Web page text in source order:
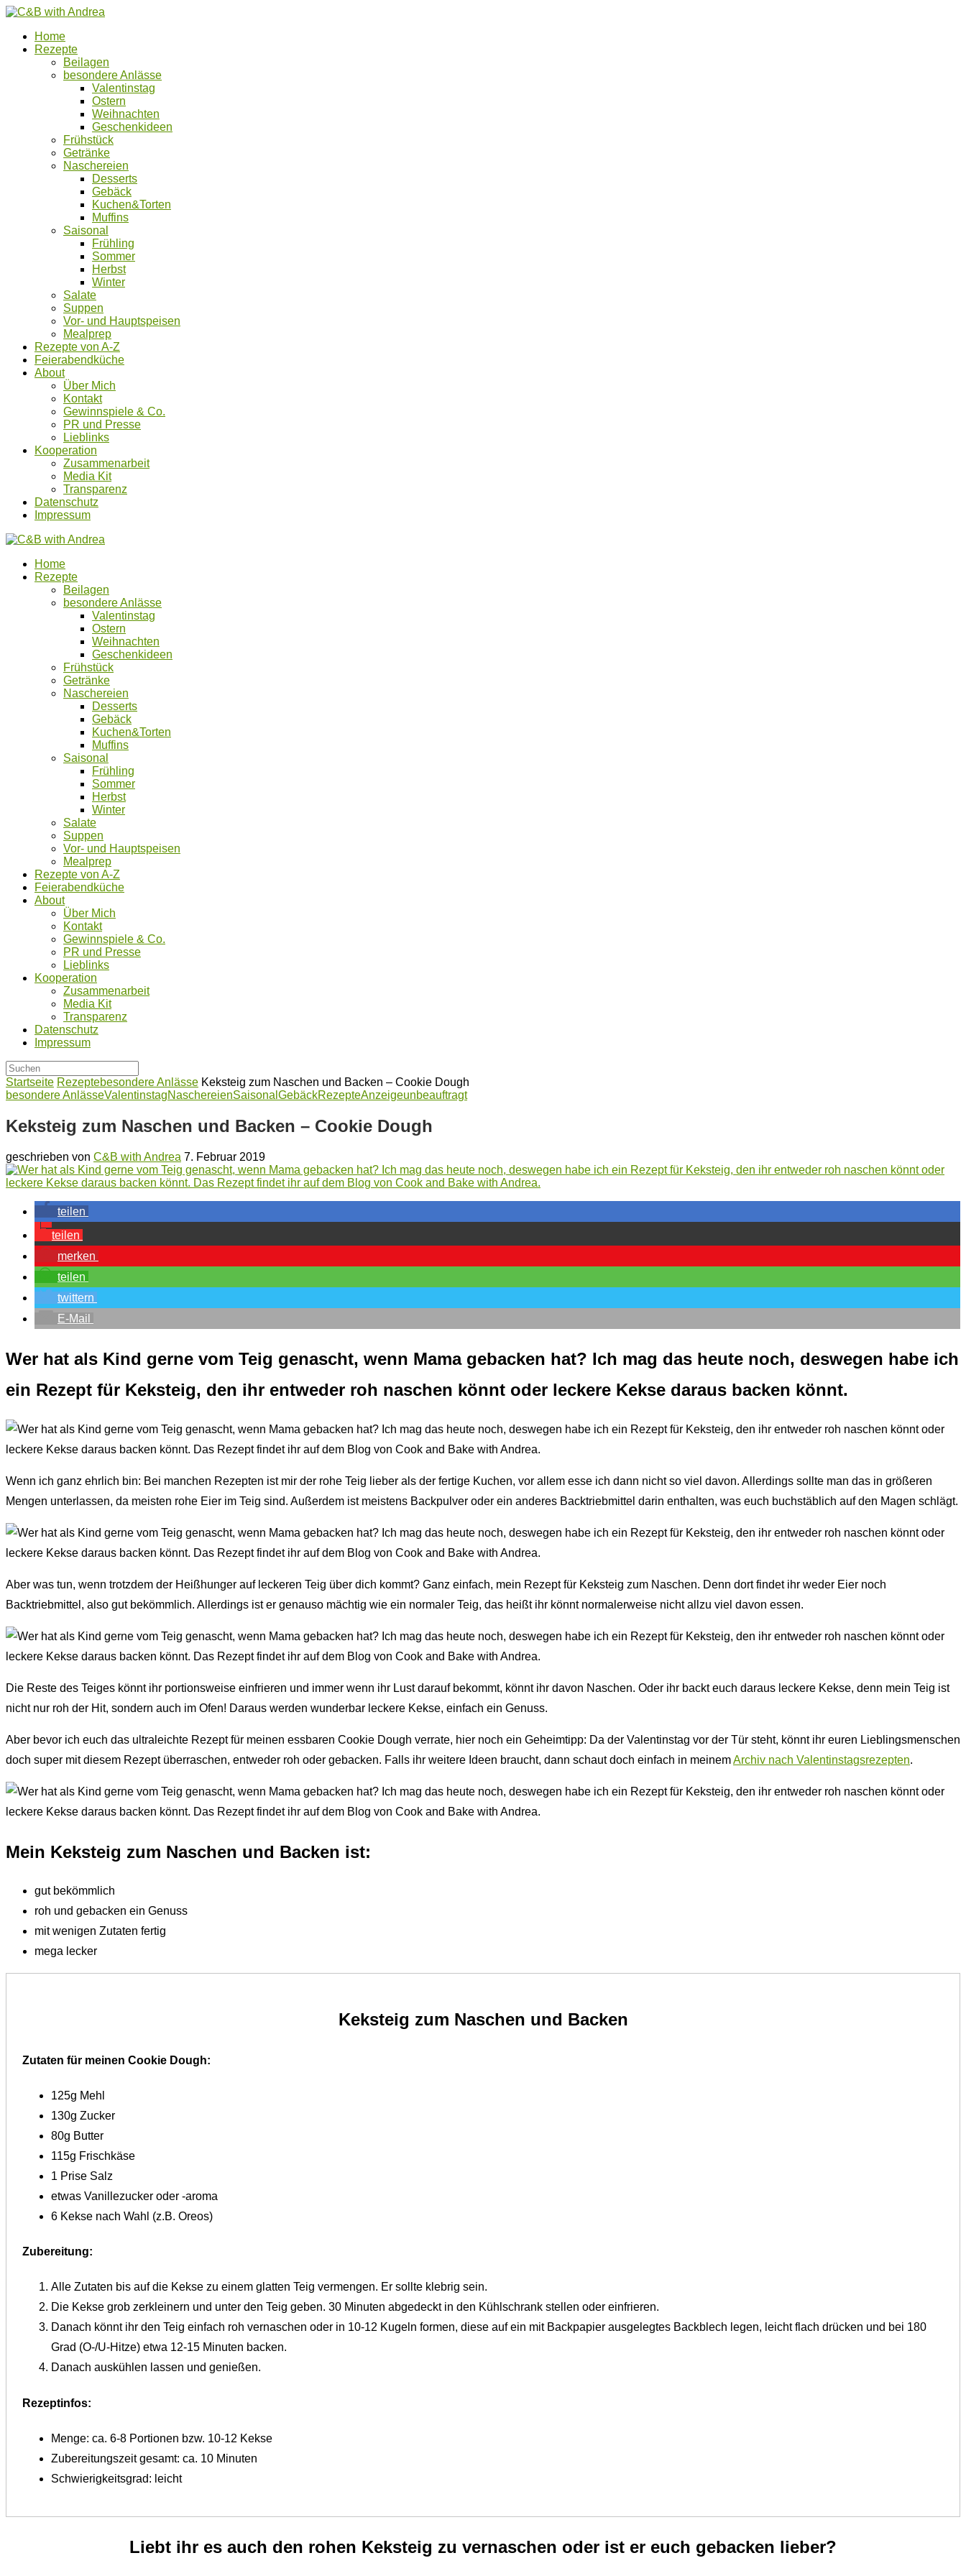
Home
Rezepte
Beilagen
besondere Anlässe
Valentinstag
Ostern
Weihnachten
Geschenkideen
Frühstück
Getränke
Naschereien
Desserts
Gebäck
Kuchen&Torten
Muffins
Saisonal
Frühling
Sommer
Herbst
Winter
Salate
Suppen
Vor- und Hauptspeisen
Mealprep
Rezepte von A-Z
Feierabendküche
About
Über Mich
Kontakt
Gewinnspiele & Co.
PR und Presse
Lieblinks
Kooperation
Zusammenarbeit
Media Kit
Transparenz
Datenschutz
Impressum
Home
Rezepte
Beilagen
besondere Anlässe
Valentinstag
Ostern
Weihnachten
Geschenkideen
Frühstück
Getränke
Naschereien
Desserts
Gebäck
Kuchen&Torten
Muffins
Saisonal
Frühling
Sommer
Herbst
Winter
Salate
Suppen
Vor- und Hauptspeisen
Mealprep
Rezepte von A-Z
Feierabendküche
About
Über Mich
Kontakt
Gewinnspiele & Co.
PR und Presse
Lieblinks
Kooperation
Zusammenarbeit
Media Kit
Transparenz
Datenschutz
Impressum
Startseite Rezeptebesondere Anlässe Keksteig zum Naschen und Backen – Cookie Dough
besondere AnlässeValentinstagNaschereienSaisonal GebäckRezepteAnzeigeunbeauftragt
Keksteig zum Naschen und Backen – Cookie Dough
geschrieben von C&B with Andrea 7. Februar 2019
teilen
teilen
merken
teilen
twittern
E-Mail
Wer hat als Kind gerne vom Teig genascht, wenn Mama gebacken hat? Ich mag das heute noch, deswegen habe ich
ein Rezept für Keksteig, den ihr entweder roh naschen könnt oder leckere Kekse daraus backen könnt.
Wenn ich ganz ehrlich bin: Bei manchen Rezepten ist mir der rohe Teig lieber als der fertige Kuchen, vor allem esse ich dann nicht so viel davon. Allerdings sollte man das in größeren
Mengen unterlassen, da meisten rohe Eier im Teig sind. Außerdem ist meistens Backpulver oder ein anderes Backtriebmittel darin enthalten, was euch buchstäblich auf den Magen schlägt.
Aber was tun, wenn trotzdem der Heißhunger auf leckeren Teig über dich kommt? Ganz einfach, mein Rezept für Keksteig zum Naschen. Denn dort findet ihr weder Eier noch
Backtriebmittel, also gut bekömmlich. Allerdings ist er genauso mächtig wie ein normaler Teig, das heißt ihr könnt normalerweise nicht allzu viel davon essen.
Die Reste des Teiges könnt ihr portionsweise einfrieren und immer wenn ihr Lust darauf bekommt, könnt ihr davon Naschen. Oder ihr backt euch daraus leckere Kekse, denn mein Teig ist
nicht nur roh der Hit, sondern auch im Ofen! Daraus werden wunderbar leckere Kekse, einfach ein Genuss.
Aber bevor ich euch das ultraleichte Rezept für meinen essbaren Cookie Dough verrate, hier noch ein Geheimtipp: Da der Valentinstag vor der Tür steht, könnt ihr euren Lieblingsmenschen
doch super mit diesem Rezept überraschen, entweder roh oder gebacken. Falls ihr weitere Ideen braucht, dann schaut doch einfach in meinemArchiv nach Valentinstagsrezepten.
Mein Keksteig zum Naschen und Backen ist:
gut bekömmlich
roh und gebacken ein Genuss
mit wenigen Zutaten fertig
mega lecker
Keksteig zum Naschen und Backen
Zutaten für meinen Cookie Dough:
125g Mehl
130g Zucker
80g Butter
115g Frischkäse
1 Prise Salz
etwas Vanillezucker oder -aroma
6 Kekse nach Wahl (z.B. Oreos)
Zubereitung:
Alle Zutaten bis auf die Kekse zu einem glatten Teig vermengen. Er sollte klebrig sein.
Die Kekse grob zerkleinern und unter den Teig geben. 30 Minuten abgedeckt in den Kühlschrank stellen oder einfrieren.
Danach könnt ihr den Teig einfach roh vernaschen oder in 10-12 Kugeln formen, diese auf ein mit Backpapier ausgelegtes Backblech legen, leicht flach drücken und bei 180
Grad (O-/U-Hitze) etwa 12-15 Minuten backen.
Danach auskühlen lassen und genießen.
Rezeptinfos:
Menge: ca. 6-8 Portionen bzw. 10-12 Kekse
Zubereitungszeit gesamt: ca. 10 Minuten
Schwierigkeitsgrad: leicht
Liebt ihr es auch den rohen Keksteig zu vernaschen oder ist er euch gebacken lieber?